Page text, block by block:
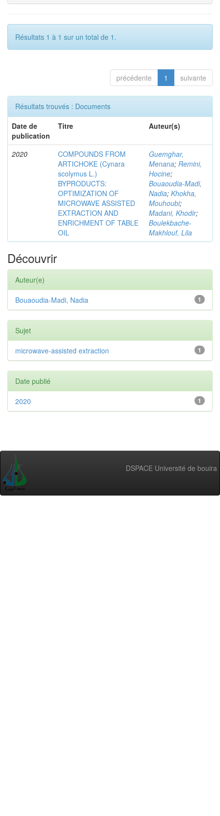
Résultats 1 à 1 sur un total de 1.
précédente 1 suivante
Résultats trouvés : Documents
Date de
publication
Titre Auteur(s)
2020
COMPOUNDS FROM
ARTICHOKE (Cynara
scolymus L.)
BYPRODUCTS:
OPTIMIZATION OF
MICROWAVE ASSISTED
EXTRACTION AND
ENRICHMENT OF TABLE
OIL
Guemghar,
Menana; Remini,
Hocine;
Bouaoudia-Madi,
Nadia; Khokha,
Mouhoubi;
Madani, Khodir;
Boulekbache-
Makhlouf, Lila
Découvrir
Auteur(e)
1
Bouaoudia-Madi, Nadia
Sujet
1
microwave-assisted extraction
Date publié
1
2020
DSPACE Université de bouira